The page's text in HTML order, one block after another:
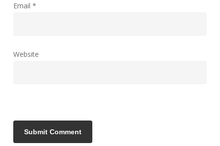
Email *
Website